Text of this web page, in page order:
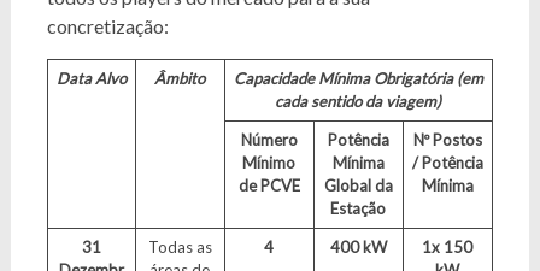
concretização:
Data Alvo Âmbito Capacidade Mínima Obrigatória (em
cada sentido da viagem)
Número
Mínimo
de PCVE
Potência
Mínima
Global da
Estação
Nº Postos
/ Potência
Mínima
31
Todas as
4 400 kW
1x 150